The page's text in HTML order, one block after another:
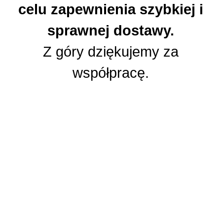
celu zapewnienia szybkiej i
sprawnej dostawy.
Z góry dziękujemy za
współpracę.